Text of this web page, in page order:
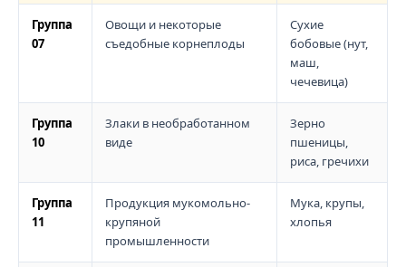
Группа
07
Овощи и некоторые
съедобные корнеплоды
Сухие
бобовые (нут,
маш,
чечевица)
Группа
10
Злаки в необработанном
виде
Зерно
пшеницы,
риса, гречихи
Группа
11
Продукция мукомольно-
крупяной
промышленности
Мука, крупы,
хлопья